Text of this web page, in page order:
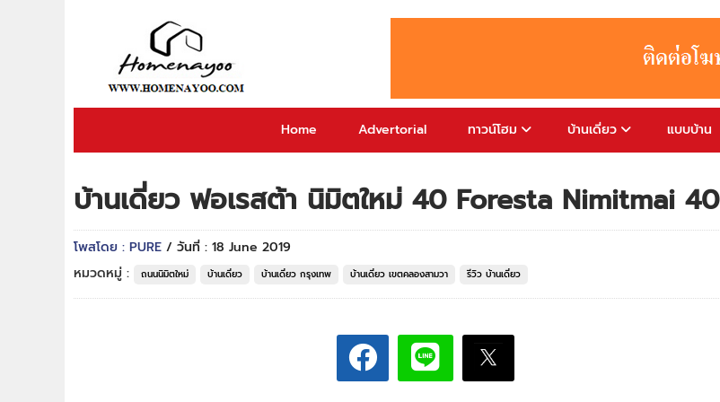
Home Advertorial ทาวน์โฮม บ้านเดี่ยว แบบบ้าน
บ้านเดี่ยว ฟอเรสต้า นิมิตใหม่ 40 Foresta Nimitmai 40
โพสโดย : PURE / วันที่ : 18 June 2019
หมวดหมู่ :
ถนนนิมิตใหม่ บ้านเดี่ยว บ้านเดี่ยว กรุงเทพ บ้านเดี่ยว เขตคลองสามวา รีวิว บ้านเดี่ยว